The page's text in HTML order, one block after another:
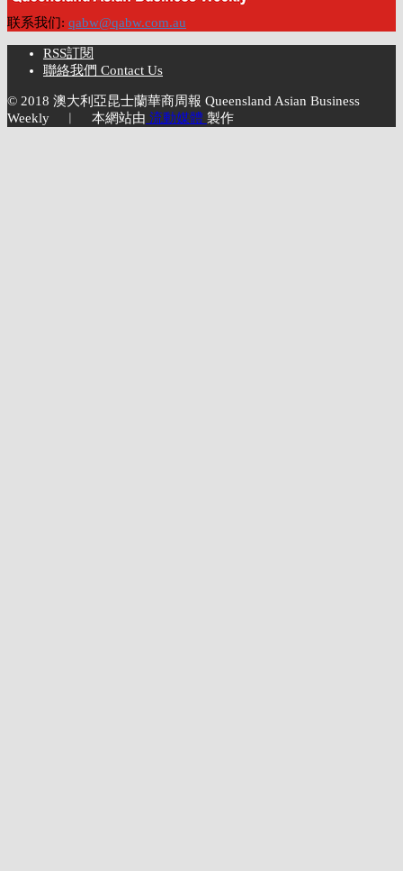
联系我们: qabw@qabw.com.au
RSS訂閱
聯絡我們 Contact Us
© 2018 澳大利亞昆士蘭華商周報 Queensland Asian Business
Weekly ︱ 本網站由 流動媒體 製作